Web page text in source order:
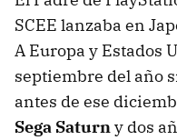
SCEE lanzaba en
A Europa y Estados
septiembre del año
antes de ese
Sega Saturny dos